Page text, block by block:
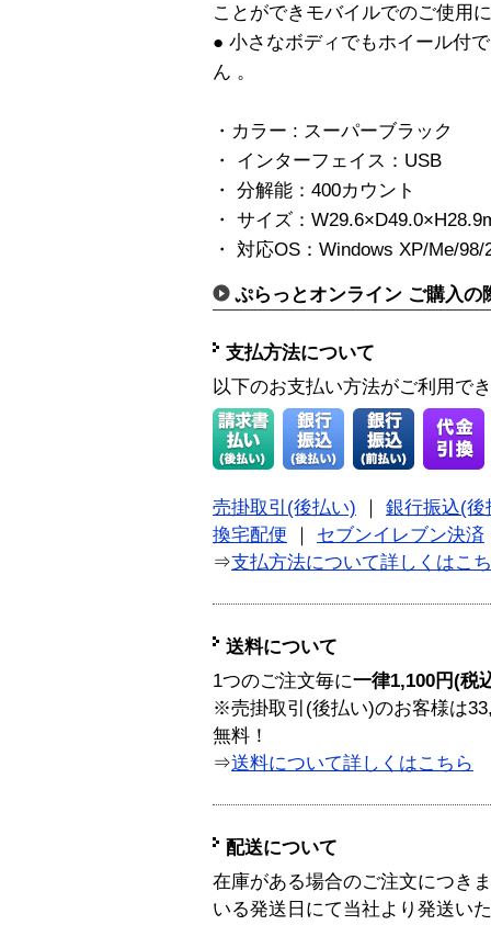
ことができモバイルでのご使用
● 小さなボディでもホイール付
ん 。
・カラー : スーパーブラック
・ インターフェイス：USB
・ 分解能：400カウント
・ サイズ：
・ 対応OS：Windows XP/Me/98/
ぷらっとオンライン ご購入の
支払方法について
以下のお支払い方法がご利用で
売掛取引(後払い)
銀行振込(後
換宅配便
セブンイレブン決済
⇒支払方法について詳しくはこ
送料について
1つのご注文毎に一律1,100円(税
※売掛取引(後払い)のお客様は
無料！
⇒送料について詳しくはこちら
配送について
在庫がある場合のご注文につき
いる発送日にて当社より発送い